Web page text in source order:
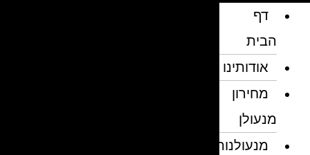
דף
הבית
אודותינו
מחירון
מנעולן
מנעולנות